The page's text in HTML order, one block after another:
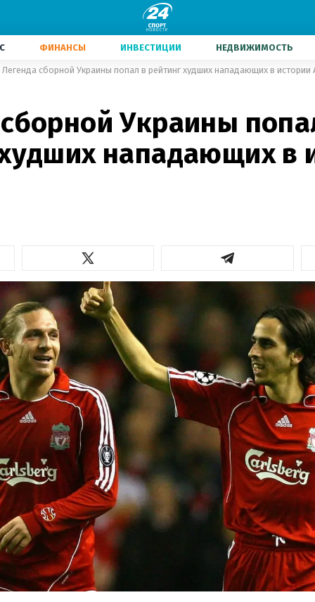
ФИНАНСЫ ИНВЕСТИЦИИ НЕДВИЖИМОСТЬ
Легенда сборной Украины попал в рейтинг худших нападающих в истории
Украины
нападающих в